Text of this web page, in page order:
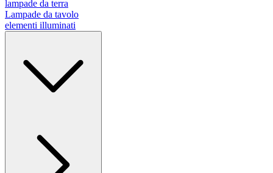
lampade da terra
Lampade da tavolo
elementi illuminati